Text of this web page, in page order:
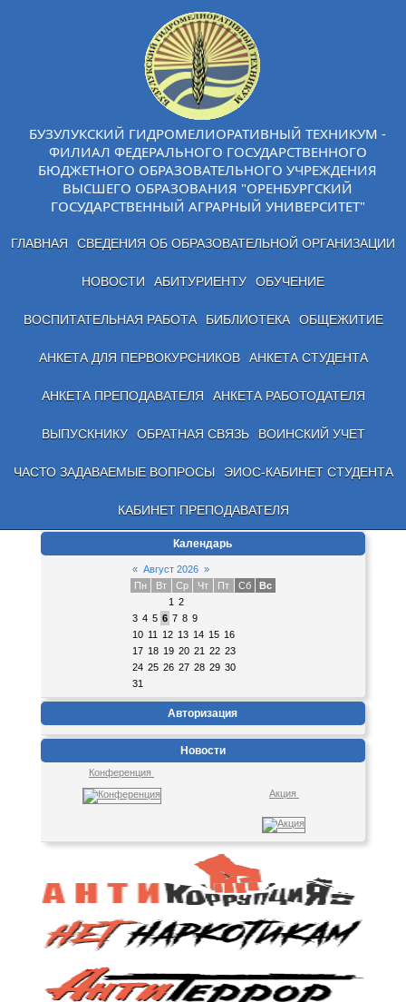
БУЗУЛУКСКИЙ ГИДРОМЕЛИОРАТИВНЫЙ ТЕХНИКУМ -
ФИЛИАЛ ФЕДЕРАЛЬНОГО ГОСУДАРСТВЕННОГО
БЮДЖЕТНОГО ОБРАЗОВАТЕЛЬНОГО УЧРЕЖДЕНИЯ
ВЫСШЕГО ОБРАЗОВАНИЯ "ОРЕНБУРГСКИЙ
ГОСУДАРСТВЕННЫЙ АГРАРНЫЙ УНИВЕРСИТЕТ"
ГЛАВНАЯ СВЕДЕНИЯ ОБ ОБРАЗОВАТЕЛЬНОЙ ОРГАНИЗАЦИИ
НОВОСТИ АБИТУРИЕНТУ ОБУЧЕНИЕ
ВОСПИТАТЕЛЬНАЯ РАБОТА БИБЛИОТЕКА ОБЩЕЖИТИЕ
АНКЕТА ДЛЯ ПЕРВОКУРСНИКОВ АНКЕТА СТУДЕНТА
АНКЕТА ПРЕПОДАВАТЕЛЯ АНКЕТА РАБОТОДАТЕЛЯ
ВЫПУСКНИКУ ОБРАТНАЯ СВЯЗЬ ВОИНСКИЙ УЧЕТ
ЧАСТО ЗАДАВАЕМЫЕ ВОПРОСЫ ЭИОС-КАБИНЕТ СТУДЕНТА
КАБИНЕТ ПРЕПОДАВАТЕЛЯ
Календарь
« Август 2026 »
Пн
Вт Ср Чт Пт Сб
Вс
1 2
3 4 5 6 7 8 9
10 11 12 13 14 15 16
17 18 19 20 21 22 23
24 25 26 27 28 29 30
31
Авторизация
Новости
Конференция
Акция